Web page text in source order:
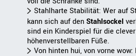
Stahlharte Stabilität: Wer auf
kann sich auf denStahlsockel
sind ein Kinderspiel für die
höhenverstellbaren Füße.
Von hinten hui, von vorne